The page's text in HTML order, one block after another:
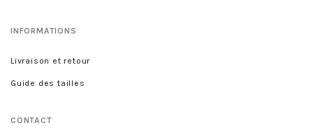
INFORMATIONS
Livraison et retour
Guide des tailles
CONTACT